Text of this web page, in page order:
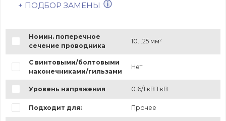
+ ПОДБОР ЗАМЕНЫ
Номин. поперечное
сечение проводника
10...25 мм²
С винтовыми/болтовыми
наконечниками/гильзами
Нет
Уровень напряжения 0.6/1 кВ 1 кВ
Подходит для: Прочее